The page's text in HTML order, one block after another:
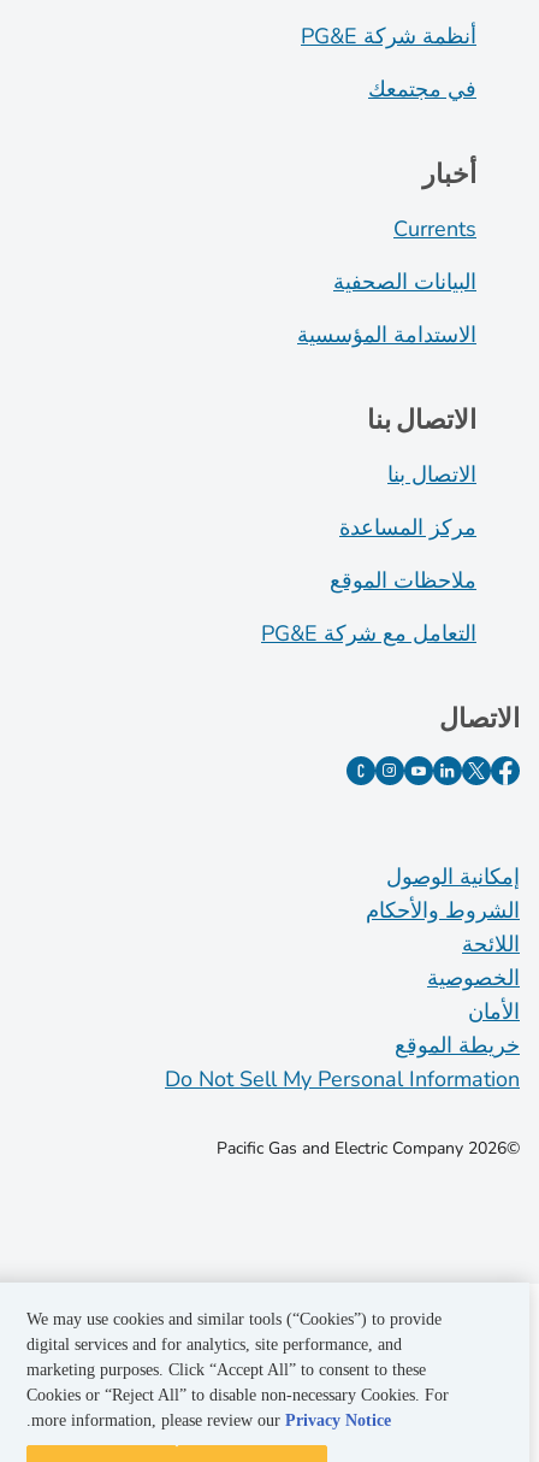
أنظمة شركة PG&E
في مجتمعك
أخبار
Currents
البيانات الصحفية
الاستدامة المؤسسية
الاتصال بنا
الاتصال بنا
مركز المساعدة
ملاحظات الموقع
التعامل مع شركة PG&E
الاتصال
إمكانية الوصول
الشروط والأحكام
اللائحة
الخصوصية
الأمان
خريطة الموقع
Do Not Sell My Personal Information
©2026 Pacific Gas and Electric Company
We may use cookies and similar tools (“Cookies”) to provide
digital services and for analytics, site performance, and
marketing purposes. Click “Accept All” to consent to these
Cookies or “Reject All” to disable non-necessary Cookies. For
more information, please review ourPrivacy Notice
.